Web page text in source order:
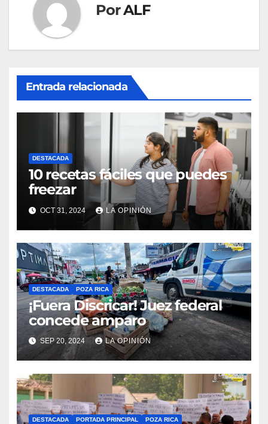
PorALF
Entrada relacionada
DESTACADA
10 recetas fáciles que puedes
freezar
OCT 31, 2024 LA OPINIÓN
DESTACADA POZA RICA
¡Fuera Discricar! Juez federal
concede amparo
SEP 20, 2024 LA OPINIÓN
DESTACADA PORTADA PRINCIPAL POZA RICA